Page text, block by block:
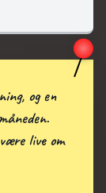
og en
live om